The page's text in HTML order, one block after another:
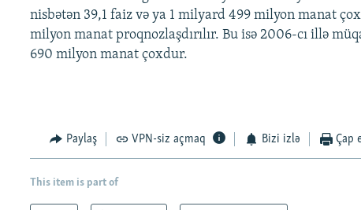
nisbətən 39,1 faiz və ya 1 milyard 499 milyon manat
milyon manat proqnozlaşdırılır. Bu isə 2006-cı illə
690 milyon manat çoxdur.
Paylaş VPN-siz açmaq Bizi izlə Çap
This item is part of